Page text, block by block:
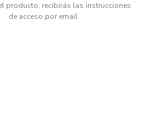
producto, recibirás las instrucciones
de acceso por email.